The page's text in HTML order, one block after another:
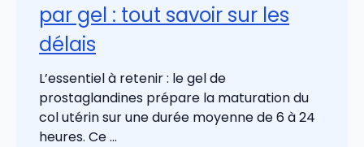
par gel : tout savoir sur les
délais
L’essentiel à retenir : le gel de
prostaglandines prépare la maturation du
col utérin sur une durée moyenne de 6 à 24
heures. Ce ...